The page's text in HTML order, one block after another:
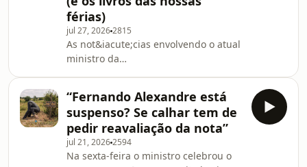
férias)
jul 27, 20262815
As not&iacute;cias envolvendo o atual
ministro da
Andr&eacute; Ventura aproveitou
para anunciar uma comiss&atilde;o
de inqu&eacute;rito parlamentar aos
seus mandatos na PJ. O primeiro-
ministro resiste a mexer no Executivo,
“Fernando Alexandre está
suspenso? Se calhar tem de
pedir reavaliação da nota”
jul 21, 20262594
Na sexta-feira o ministro celebrou o